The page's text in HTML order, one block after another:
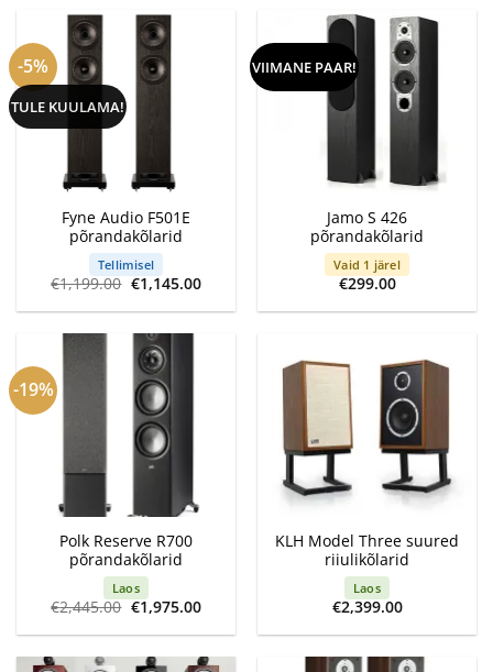
-5%
TULE KUULAMA!
Fyne Audio F501E
põrandakõlarid
Tellimisel
€1,199.00 Algne
hind
oli:
€1,145.00Current
is:
VIIMANE PAAR!
Jamo S 426
põrandakõlarid
Vaid 1 järel
€299.00
-19%
Polk Reserve R700
põrandakõlarid
Laos
€2,445.00 Algne
hind
oli:
€1,975.00Current
is:
KLH Model Three suured
riiulikõlarid
Laos
€2,399.00